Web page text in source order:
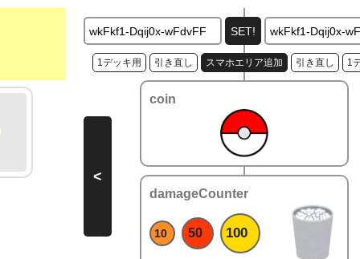
1デッキ用 引き直し スマホエリア追加 引き直し 1
coin
damageCounter
10 50 100
<